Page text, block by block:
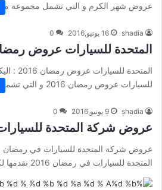
عروض شهر الكرم و التي تشمل مجموعة
shadia 16 يونيو,2016 0
المتحدة للسيارات عروض رمضان
المتحدة
للسيارات عروض رمضان 2016 و التي تشمل تخفيضات مذهلة على…
shadia 9 يونيو,2016 0
عروض شركة المتحدة للسيارات
المتحدة للسيارات في رمضان 2016 نقدمها لكم من موقع عروض…